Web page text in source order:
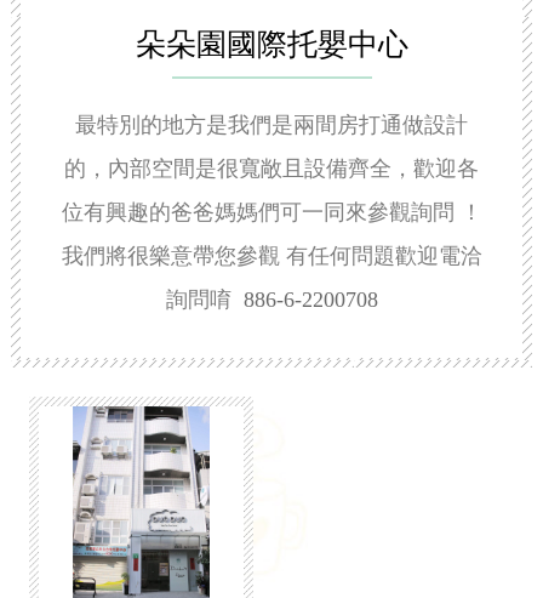
朵朵園國際托嬰中心
最特別的地方是我們是兩間房打通做設計
的，內部空間是很寬敞且設備齊全，歡迎各
位有興趣的爸爸媽媽們可一同來參觀詢問 ！
我們將很樂意帶您參觀 有任何問題歡迎電洽
詢問唷 886-6-2200708